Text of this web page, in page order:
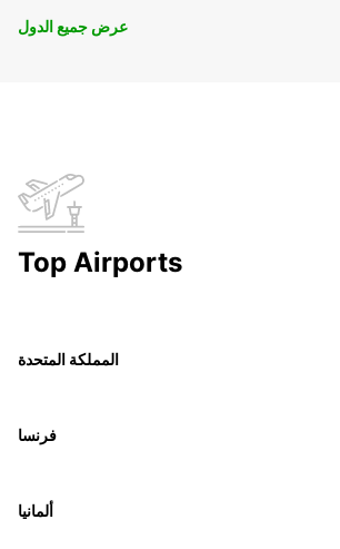
عرض جميع الدول
Top Airports
المملكة المتحدة
فرنسا
ألمانيا